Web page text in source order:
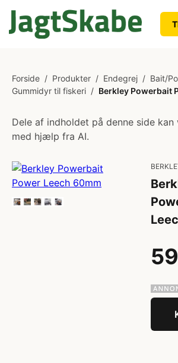
Forside / Produkter / Endegrej / Bait/
Gummidyr til fiskeri / Berkley Powerbait
Dele af indholdet på denne side
med hjælp fra AI.